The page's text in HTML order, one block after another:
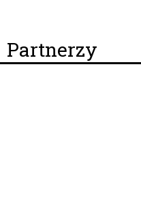
Partnerzy